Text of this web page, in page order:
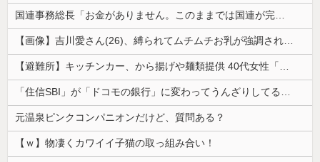
国連事務総長「お金がありません。このままでは国連が完全崩壊します。助けて下さい」
【画像】吉川愛さん(26)、縛られてムチムチお乳が強調されてしまう
【避難所】キッチンカー、から揚げや麺類提供 40代女性「最高、パン中心の生活には飽き飽きしていて、野菜不足も感じていた」→時事通信タイトル「パン...
「住信SBI」が「ドコモの銀行」に変わってうんざりしてるやつｗｗｗｗｗｗｗ
元温泉ピンクコンパニオンだけど、質問ある？
【ｗ】物凄くカワイイ子猫の取っ組み合い！